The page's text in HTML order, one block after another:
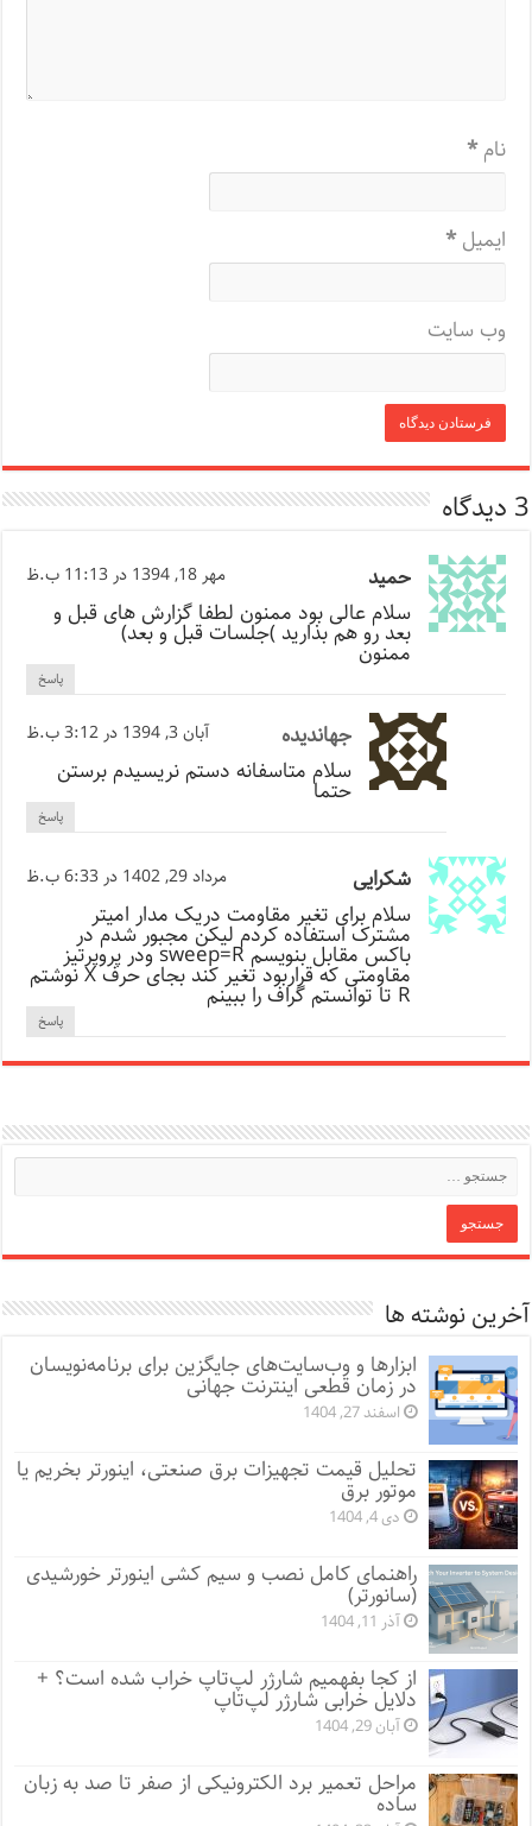
نام*
ایمیل*
وب‌ سایت
3 دیدگاه
حمید مهر 18, 1394 در 11:13 ب.ظ
سلام عالی بود ممنون لطفا گزارش های قبل و
بعد رو هم بذارید )جلسات قبل و بعد)
ممنون
پاسخ
جهاندیده آبان 3, 1394 در 3:12 ب.ظ
سلام متاسفانه دستم نریسیدم برستن
حتما
پاسخ
شکرایی مرداد 29, 1402 در 6:33 ب.ظ
سلام برای تغیر مقاومت دریک مدار امیتر
مشترک استفاده کردم لیکن مجبور شدم در
باکس مقابل بنویسم sweep=R ودر پروپرتیز
مقاومتی که قراربود تغیر کند بجای حرف X نوشتم
R تا توانستم گراف را ببینم
پاسخ
آخرین نوشته ها
ابزارها و وب‌سایت‌های جایگزین برای برنامه‌نویسان
در زمان قطعی اینترنت جهانی
اسفند 27, 1404
تحلیل قیمت تجهیزات برق صنعتی، اینورتر بخریم یا
موتور برق
دی 4, 1404
راهنمای کامل نصب و سیم کشی اینورتر خورشیدی
(سانورتر)
آذر 11, 1404
از کجا بفهمیم شارژر لپ‌تاپ خراب شده است؟ +
دلایل خرابی شارژر لپ‌تاپ
آبان 29, 1404
مراحل تعمیر برد الکترونیکی از صفر تا صد به زبان
ساده